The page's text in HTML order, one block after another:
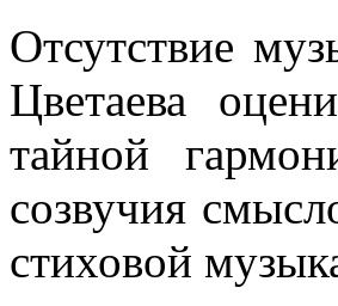
Отсутствие
Цветаева
тайной
созвучия
стиховой